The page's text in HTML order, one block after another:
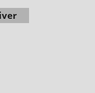
interdite